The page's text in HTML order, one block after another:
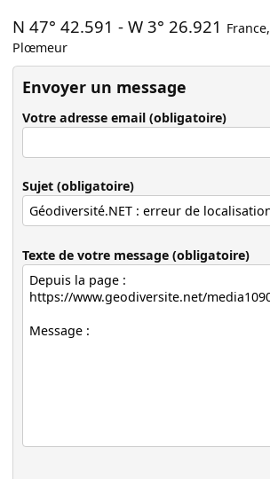
N 47° 42.591 -W 3° 26.921 France,
Plœmeur
Envoyer un message
Votre adresse email (obligatoire)
Sujet (obligatoire)
Texte de votre message (obligatoire)